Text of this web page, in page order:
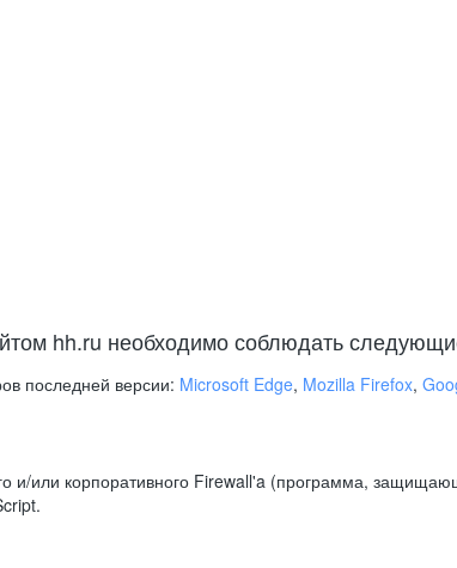
hh.ru необходимо соблюдать
последней версии: Microsoft Edge, Mozilla Firefox,
и/или корпоративного Firewall'a (программа,